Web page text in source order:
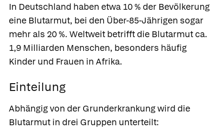
In Deutschland haben etwa 10 % der Bevölkerung
eine Blutarmut, bei den Über-85-Jährigen sogar
mehr als 20 %. Weltweit betrifft die Blutarmut ca.
1,9 Milliarden Menschen, besonders häufig
Kinder und Frauen in Afrika.
Einteilung
Abhängig von der Grunderkrankung wird die
Blutarmut in drei Gruppen unterteilt: